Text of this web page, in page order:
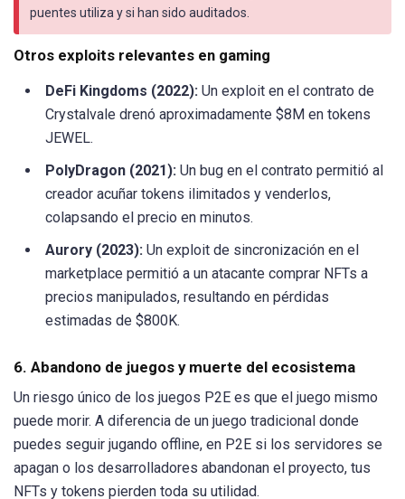
puentes utiliza y si han sido auditados.
Otros exploits relevantes en gaming
DeFi Kingdoms (2022): Un exploit en el contrato de
Crystalvale drenó aproximadamente $8M en tokens
JEWEL.
PolyDragon (2021): Un bug en el contrato permitió al
creador acuñar tokens ilimitados y venderlos,
colapsando el precio en minutos.
Aurory (2023): Un exploit de sincronización en el
marketplace permitió a un atacante comprar NFTs a
precios manipulados, resultando en pérdidas
estimadas de $800K.
6. Abandono de juegos y muerte del ecosistema
Un riesgo único de los juegos P2E es que el juego mismo
puede morir. A diferencia de un juego tradicional donde
puedes seguir jugando offline, en P2E si los servidores se
apagan o los desarrolladores abandonan el proyecto, tus
NFTs y tokens pierden toda su utilidad.